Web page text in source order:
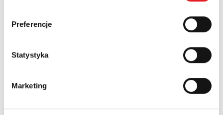
Preferencje
Statystyka
Marketing
Country:
Contents: *